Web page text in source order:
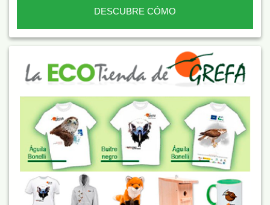
DESCUBRE CÓMO